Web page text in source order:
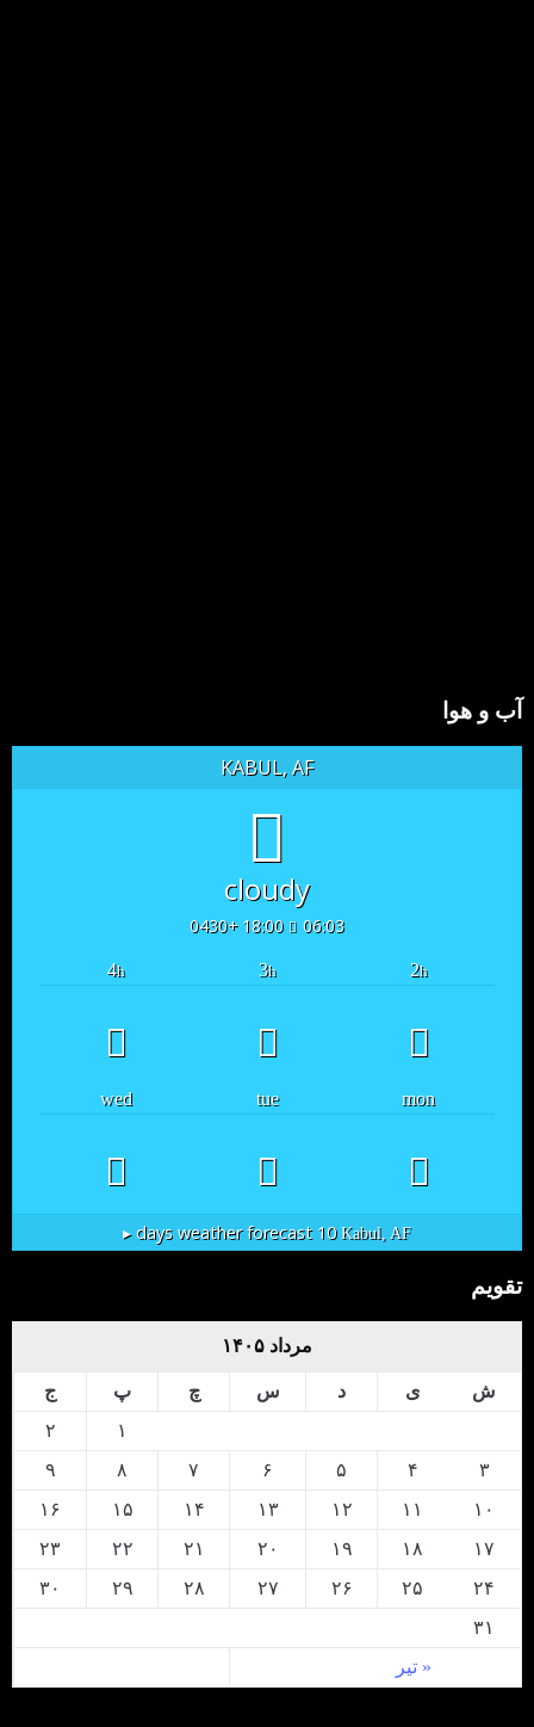
آب و هوا
KABUL, AF
cloudy
06:03
18:00 +0430
2h
3h
4h
mon
tue
wed
Kabul, AF
10 days weather forecast ▸
تقویم
مرداد ۱۴۰۵
ش ی د س چ پ ج
« تیر
۱
۲
۳
۴ ۵ ۶ ۷ ۸
۹
۱۰
۱۱ ۱۲ ۱۳ ۱۴ ۱۵
۱۶
۱۷
۱۸ ۱۹ ۲۰ ۲۱ ۲۲
۲۳
۲۴
۲۵ ۲۶ ۲۷ ۲۸ ۲۹
۳۰
۳۱